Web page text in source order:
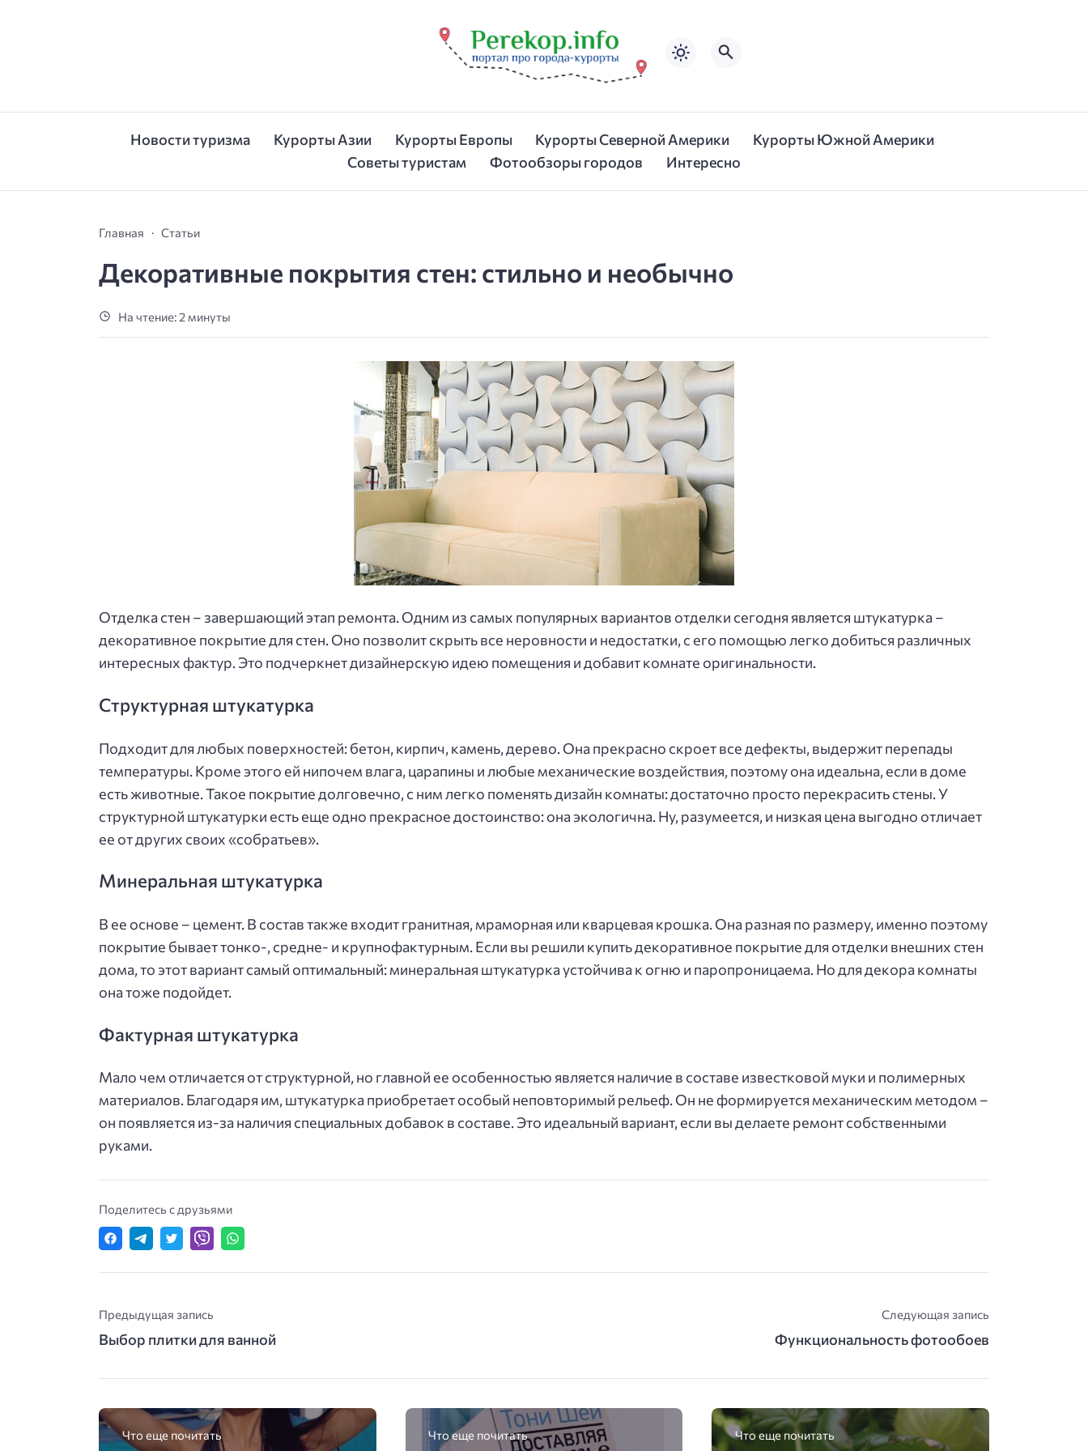
Новости туризма Курорты Азии Курорты Европы Курорты Северной Америки
Курорты Южной Америки
Советы туристам
Фотообзоры городов Интересно
Главная Статьи
Декоративные покрытия стен: стильно и необычно
На чтение: 2 минуты
Отделка стен – завершающий этап ремонта. Одним из самых популярных вариантов отделки сегодня является штукатурка –
декоративное покрытие для стен. Оно позволит скрыть все неровности и недостатки, с его помощью легко добиться различных
интересных фактур. Это подчеркнет дизайнерскую идею помещения и добавит комнате оригинальности.
Структурная штукатурка
Подходит для любых поверхностей: бетон, кирпич, камень, дерево. Она прекрасно скроет все дефекты, выдержит перепады
температуры. Кроме этого ей нипочем влага, царапины и любые механические воздействия, поэтому она идеальна, если в доме
есть животные. Такое покрытие долговечно, с ним легко поменять дизайн комнаты: достаточно просто перекрасить стены. У
структурной штукатурки есть еще одно прекрасное достоинство: она экологична. Ну, разумеется, и низкая цена выгодно отличает
ее от других своих «собратьев».
Минеральная штукатурка
В ее основе – цемент. В состав также входит гранитная, мраморная или кварцевая крошка. Она разная по размеру, именно поэтому
покрытие бывает тонко-, средне- и крупнофактурным. Если вы решили купить декоративное покрытие для отделки внешних стен
дома, то этот вариант самый оптимальный: минеральная штукатурка устойчива к огню и паропроницаема. Но для декора комнаты
она тоже подойдет.
Фактурная штукатурка
Мало чем отличается от структурной, но главной ее особенностью является наличие в составе известковой муки и полимерных
материалов. Благодаря им, штукатурка приобретает особый неповторимый рельеф. Он не формируется механическим методом –
он появляется из-за наличия специальных добавок в составе. Это идеальный вариант, если вы делаете ремонт собственными
руками.
Поделитесь с друзьями
Предыдущая запись
Выбор плитки для ванной
Следующая запись
Функциональность фотообоев
Что еще почитать Что еще почитать Что еще почитать